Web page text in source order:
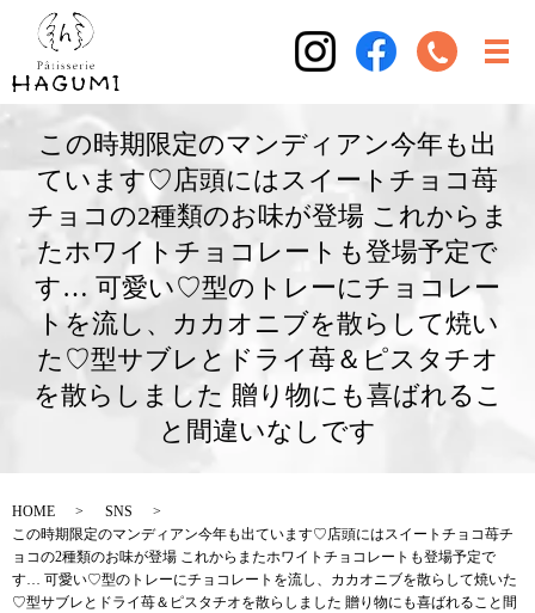
この時期限定のマンディアン今年も出
ています♡店頭にはスイートチョコ苺
チョコの2種類のお味が登場 これからま
たホワイトチョコレートも登場予定で
す… 可愛い♡型のトレーにチョコレー
トを流し、カカオニブを散らして焼い
た♡型サブレとドライ苺＆ピスタチオ
を散らしました 贈り物にも喜ばれるこ
と間違いなしです
HOME
SNS
この時期限定のマンディアン今年も出ています♡店頭にはスイートチョコ苺チ
ョコの2種類のお味が登場 これからまたホワイトチョコレートも登場予定で
す… 可愛い♡型のトレーにチョコレートを流し、カカオニブを散らして焼いた
♡型サブレとドライ苺＆ピスタチオを散らしました 贈り物にも喜ばれること間